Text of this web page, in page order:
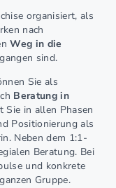
organisiert, als
nach
Weg in die
sind.
Sie als
Beratung in
Sie in allen Phasen
Positionierung als
Neben dem 1:1-
Beratung. Bei
und konkrete
Gruppe.